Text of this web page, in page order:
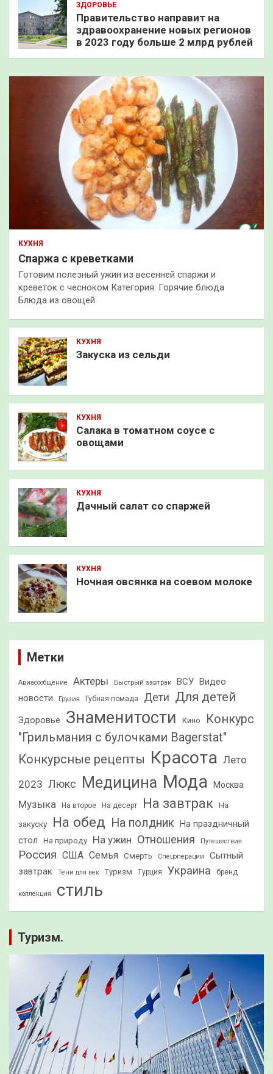
ЗДОРОВЬЕ
Правительство направит на
здравоохранение новых регионов
в 2023 году больше 2 млрд рублей
КУХНЯ
Спаржа с креветками
Готовим полезный ужин из весенней спаржи и
креветок с чесноком Категория: Горячие блюда
Блюда из овощей
КУХНЯ
Закуска из сельди
КУХНЯ
Салака в томатном соусе с
овощами
КУХНЯ
Дачный салат со спаржей
КУХНЯ
Ночная овсянка на соевом молоке
Метки
Авиасообщение Актеры Быстрый завтрак ВСУ Видео
новости
Грузия Губная помада Дети Для детей
Здоровье Знаменитости Кино
Конкурс
"Грильмания с булочками Bagerstat"
Конкурсные рецепты Красота Лето
2023 Люкс Медицина Мода Москва
Музыка На второе На десерт На завтрак На
закуску На обед На полдник На праздничный
стол
На природу На ужин Отношения Путешествия
Россия США Семья Смерть Спецоперации
Сытный
завтрак
Тени для век Туризм Турция Украина бренд
коллекция стиль
Туризм.